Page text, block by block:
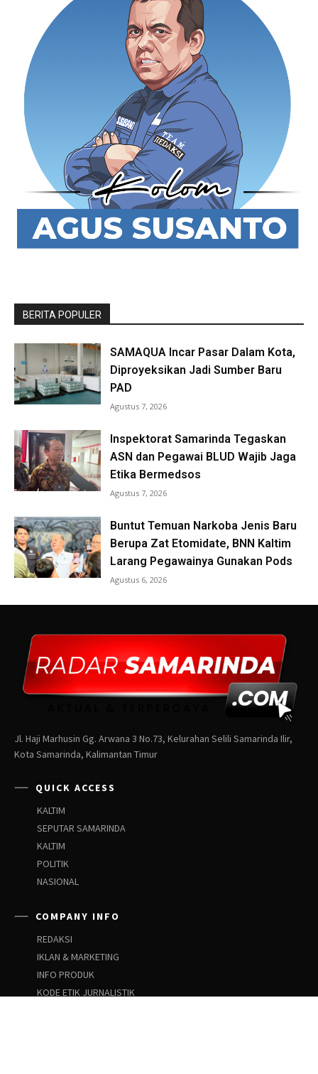
Jl. Haji Marhusin Gg. Arwana 3 No.73, Kelurahan Selili Samarinda Ilir,
Kota Samarinda, Kalimantan Timur
QUICK ACCESS
KALTIM
SEPUTAR SAMARINDA
KALTIM
POLITIK
NASIONAL
COMPANY INFO
REDAKSI
IKLAN & MARKETING
INFO PRODUK
KODE ETIK JURNALISTIK